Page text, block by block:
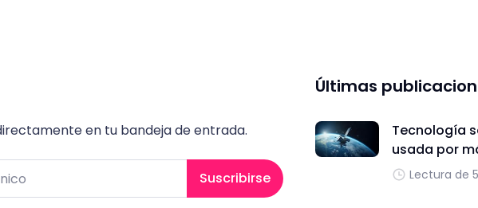
en tu bandeja de entrada.
Suscribirse
Últimas
Tecnología
usada por
Lectura de